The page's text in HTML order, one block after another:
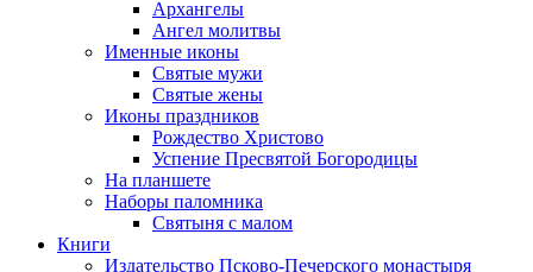
Архангелы
Ангел молитвы
Именные иконы
Святые мужи
Святые жены
Иконы праздников
Рождество Христово
Успение Пресвятой Богородицы
На планшете
Наборы паломника
Святыня с малом
Книги
Издательство Псково-Печерского монастыря